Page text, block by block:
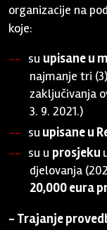
organizacije na
koje:
su upisane u
najmanje tri
zaključivanja
3. 9. 2021.)
su upisane u
su u prosjeku
djelovanja
20,000 eura
- Trajanje